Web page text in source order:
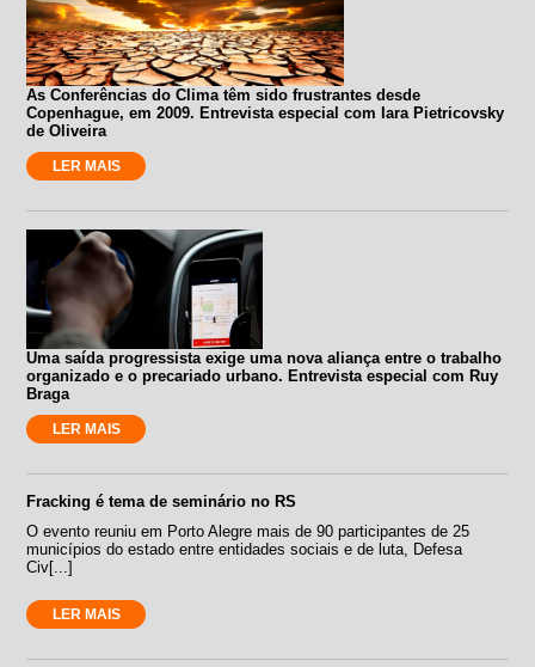
As Conferências do Clima têm sido frustrantes desde
Copenhague, em 2009. Entrevista especial com Iara Pietricovsky
de Oliveira
LER MAIS
Uma saída progressista exige uma nova aliança entre o trabalho
organizado e o precariado urbano. Entrevista especial com Ruy
Braga
LER MAIS
Fracking é tema de seminário no RS
O evento reuniu em Porto Alegre mais de 90 participantes de 25
municípios do estado entre entidades sociais e de luta, Defesa
Civ[...]
LER MAIS